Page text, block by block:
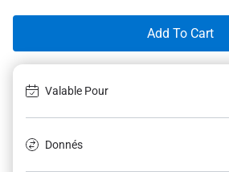
Add To Cart
Valable Pour
Donnés